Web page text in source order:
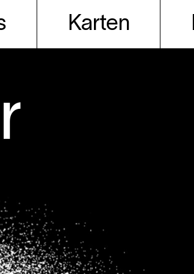
Karten